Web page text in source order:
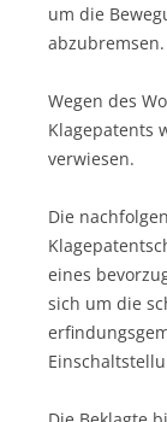
um die
abzubremsen.
Wegen des
Klagepatents
verwiesen.
Die
eines
sich um die